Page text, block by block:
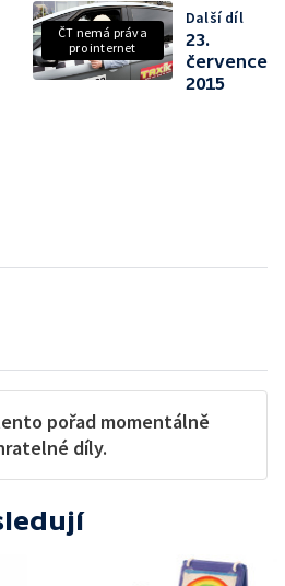
ČT nemá práva
pro internet
Další díl
23.
července
2015
pořad momentálně
díly.